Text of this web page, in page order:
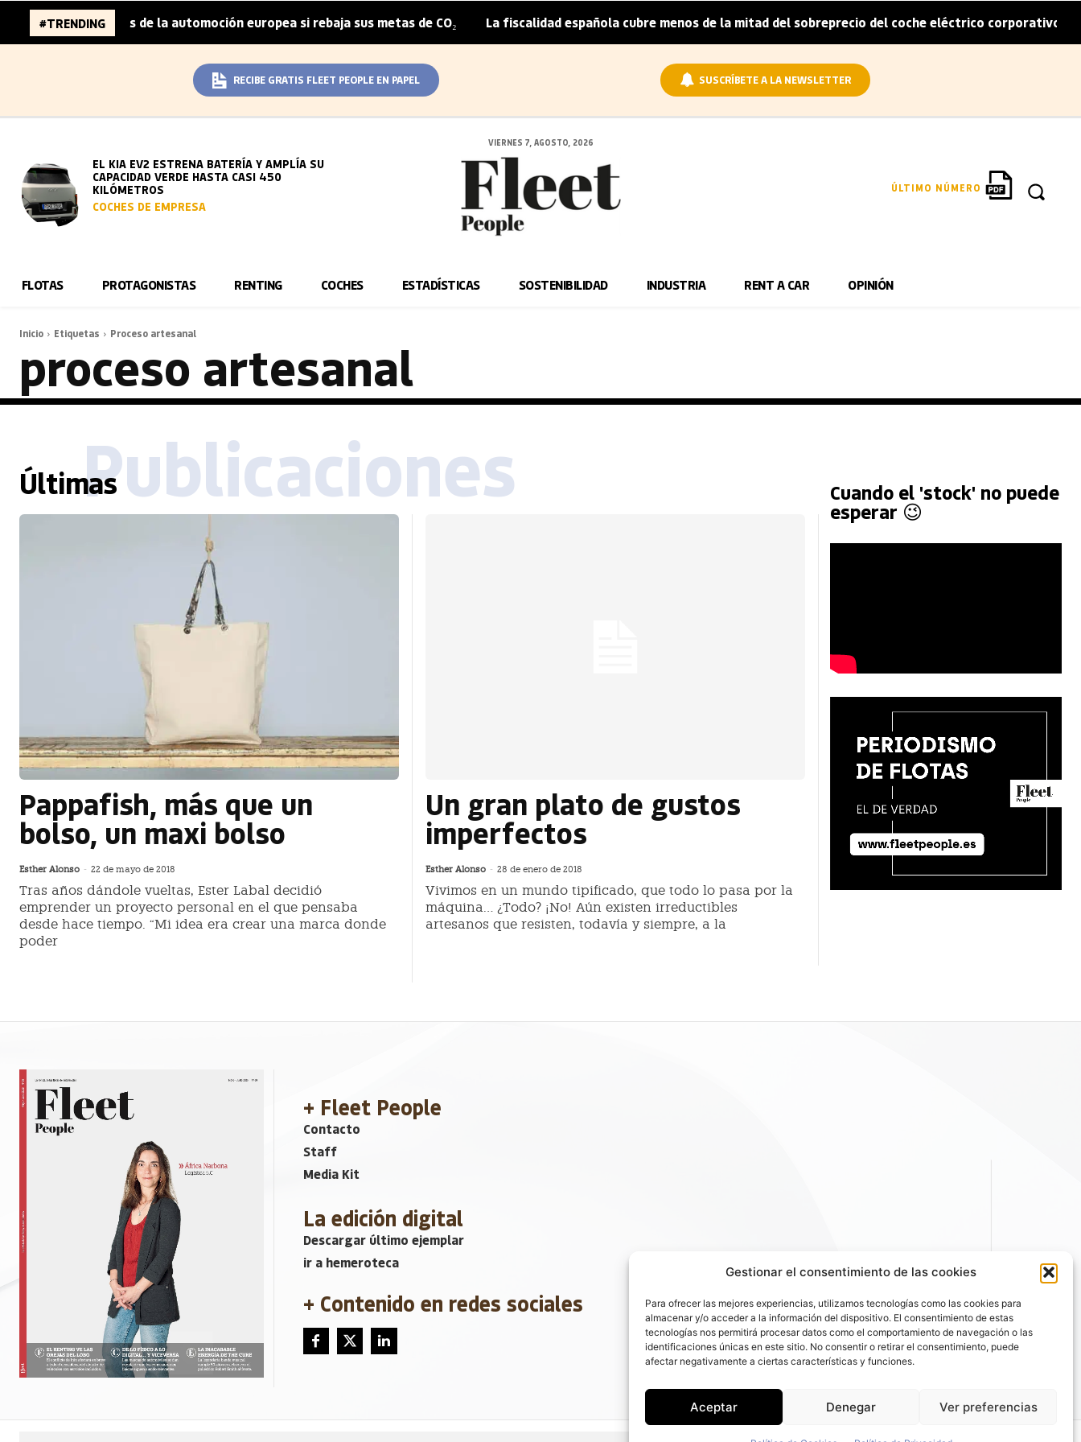
Gestionar el consentimiento de las cookies
Para ofrecer las mejores experiencias, utilizamos tecnologías como las cookies para
almacenar y/o acceder a la información del dispositivo. El consentimiento de estas
tecnologías nos permitirá procesar datos como el comportamiento de navegación o las
identificaciones únicas en este sitio. No consentir o retirar el consentimiento, puede
afectar negativamente a ciertas características y funciones.
Aceptar Denegar Ver preferencias
#TRENDING
96.000 millones de la automoción europea si rebaja sus metas de CO₂ | La fiscalidad española cubre menos de la mitad del sobreprecio del coche eléctrico corporativo |
RECIBE GRATIS FLEET PEOPLE EN PAPEL SUSCRÍBETE A LA NEWSLETTER
EL KIA EV2 ESTRENA BATERÍA Y AMPLÍA SU
CAPACIDAD VERDE HASTA CASI 450
KILÓMETROS
COCHES DE EMPRESA
VIERNES 7, AGOSTO, 2026
ÚLTIMO NÚMERO
FLOTAS PROTAGONISTAS RENTING COCHES ESTADÍSTICAS SOSTENIBILIDAD INDUSTRIA RENT A CAR OPINIÓN
Inicio Etiquetas Proceso artesanal
proceso artesanal
ÚltimasPublicaciones
Pappafish, más que un
bolso, un maxi bolso
Esther Alonso - 22 de mayo de 2018
Tras años dándole vueltas, Ester Labal decidió
emprender un proyecto personal en el que pensaba
desde hace tiempo. “Mi idea era crear una marca donde
poder
Un gran plato de gustos
imperfectos
Esther Alonso - 28 de enero de 2018
Vivimos en un mundo tipificado, que todo lo pasa por la
máquina… ¿Todo? ¡No! Aún existen irreductibles
artesanos que resisten, todavía y siempre, a la
Cuando el 'stock' no puede
esperar 😉
+ Fleet People
Contacto
Staff
Media Kit
La edición digital
Descargar último ejemplar
ir a hemeroteca
+ Contenido en redes sociales